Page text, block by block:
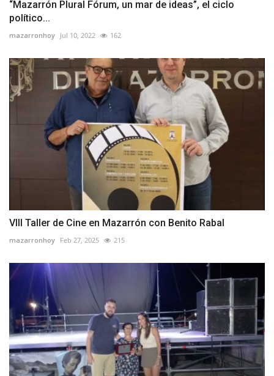
“Mazarrón Plural Fórum, un mar de ideas”, el ciclo
político...
mazarronhoy Jul 10, 2022 162
VIII Taller de Cine en Mazarrón con Benito Rabal
mazarronhoy Feb 27, 2025 215